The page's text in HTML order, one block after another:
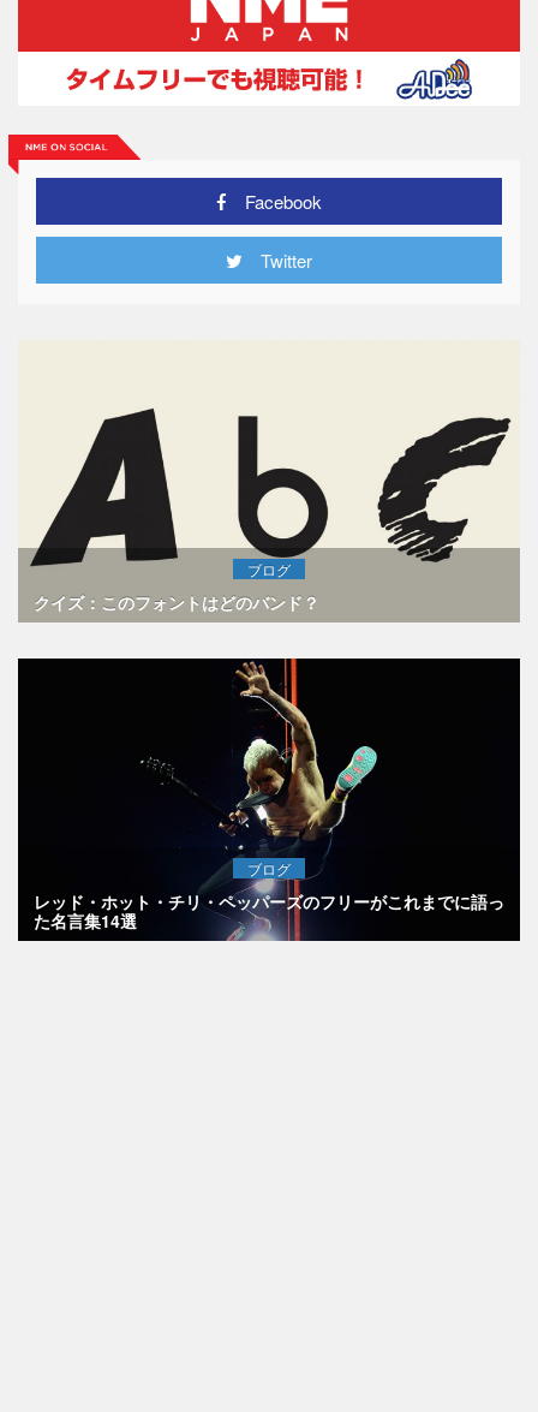
Facebook
Twitter
ブログ
クイズ：このフォントはどのバンド？
ブログ
レッド・ホット・チリ・ペッパーズのフリーがこれまでに語っ
た名言集14選